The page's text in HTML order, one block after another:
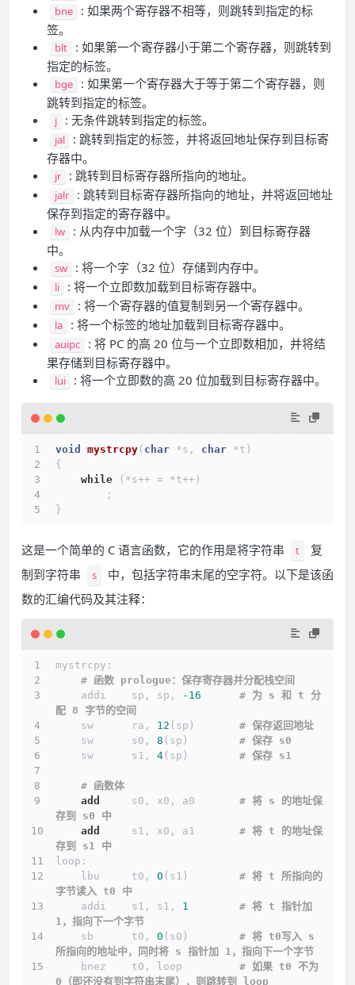
bne
: 如果两个寄存器不相等，则跳转到指定的标
签。
blt
: 如果第一个寄存器小于第二个寄存器，则跳转到
指定的标签。
bge
: 如果第一个寄存器大于等于第二个寄存器，则
跳转到指定的标签。
j : 无条件跳转到指定的标签。
jal
: 跳转到指定的标签，并将返回地址保存到目标寄
存器中。
jr : 跳转到目标寄存器所指向的地址。
jalr
: 跳转到目标寄存器所指向的地址，并将返回地址
保存到指定的寄存器中。
lw
: 从内存中加载一个字（32 位）到目标寄存器
中。
sw : 将一个字（32 位）存储到内存中。
li : 将一个立即数加载到目标寄存器中。
mv : 将一个寄存器的值复制到另一个寄存器中。
la : 将一个标签的地址加载到目标寄存器中。
auipc
: 将 PC 的高 20 位与一个立即数相加，并将结
果存储到目标寄存器中。
lui : 将一个立即数的高 20 位加载到目标寄存器中。
void mystrcpy ( char *s, char *t)
{
while (*s++ = *t++)
        ;
}
这是一个简单的 C 语言函数，它的作用是将字符串 t
复
制到字符串
s
中，包括字符串末尾的空字符。以下是该函
数的汇编代码及其注释：
mystrcpy:
# 函数 prologue：保存寄存器并分配栈空间
    addi    sp, sp,
-16
# 为 s 和 t 分
配 8 字节的空间
    sw      ra,
12 (sp) # 保存返回地址
    sw      s0,
8 (sp) # 保存 s0
    sw      s1,
4 (sp) # 保存 s1
# 函数体
add
     s0, x0, a0
# 将 s 的地址保
存到 s0 中
add
     s1, x0, a1
# 将 t 的地址保
存到 s1 中
loop:
    lbu     t0,
0 (s1) # 将 t 所指向的
字节读入 t0 中
    addi    s1, s1,
1
# 将 t 指针加
1，指向下一个字节
    sb      t0,
0 (s0) # 将 t0写入 s
所指向的地址中，同时将 s 指针加 1，指向下一个字节
    bnez    t0, loop
# 如果 t0 不为
0（即还没有到字符串末尾），则跳转到 loop